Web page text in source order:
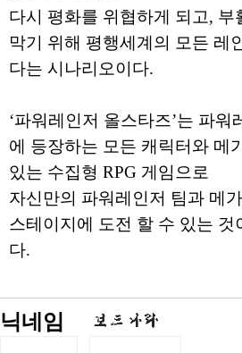
다시 평화를 위협하게 되고, 부
막기 위해 평행세계의 모든 레
다는 시나리오이다.
‘파워레인저 올스타즈’는 파워
에 등장하는 모든 캐릭터와 메
있는 수집형 RPG 게임으로
자신만의 파워레인저 팀과 메
스테이지에 도전 할 수 있는 것
다.
닉네임